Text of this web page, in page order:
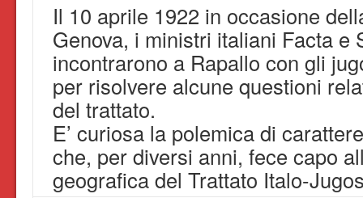
Il 10 aprile 1922 in occasione
Genova, i ministri italiani Facta e
incontrarono a Rapallo con gli
per risolvere alcune questioni
del trattato.
E’ curiosa la polemica di
che, per diversi anni, fece capo
geografica del Trattato Italo-